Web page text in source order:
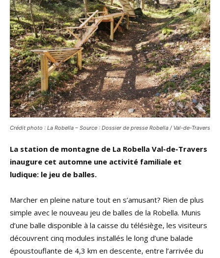
Crédit photo : La Robella – Source : Dossier de presse Robella / Val-de-Travers
La station de montagne de La Robella Val-de-Travers
inaugure cet automne une activité familiale et
ludique: le jeu de balles.
Marcher en pleine nature tout en s’amusant? Rien de plus
simple avec le nouveau jeu de balles de la Robella. Munis
d’une balle disponible à la caisse du télésiège, les visiteurs
découvrent cinq modules installés le long d’une balade
époustouflante de 4,3 km en descente, entre l’arrivée du